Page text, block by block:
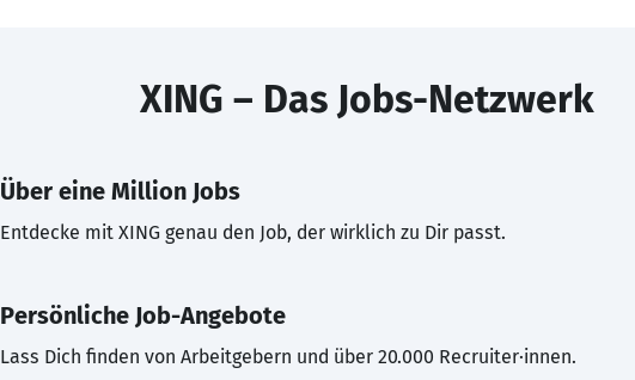
XING – Das Jobs-Netzwerk
Über eine Million Jobs
Entdecke mit XING genau den Job, der wirklich zu Dir passt.
Persönliche Job-Angebote
Lass Dich finden von Arbeitgebern und über 20.000 Recruiter·innen.